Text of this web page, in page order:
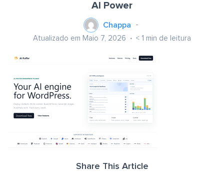
AI Power
Chappa
Atualizado em Maio 7, 2026 < 1 min de leitura
Share This Article